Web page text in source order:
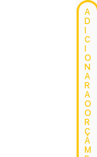
A
D
C
O
N
A
R
A
O
O
R
Ç
A
M